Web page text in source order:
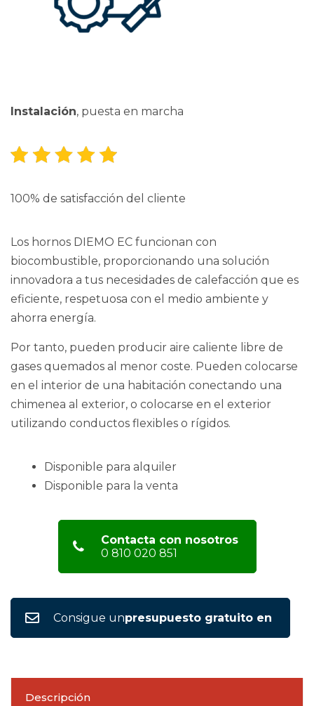
Instalación, puesta en marcha
100% de satisfacción del cliente
Los hornos DIEMO EC funcionan con
biocombustible, proporcionando una solución
innovadora a tus necesidades de calefacción que es
eficiente, respetuosa con el medio ambiente y
ahorra energía.
Por tanto, pueden producir aire caliente libre de
gases quemados al menor coste. Pueden colocarse
en el interior de una habitación conectando una
chimenea al exterior, o colocarse en el exterior
utilizando conductos flexibles o rígidos.
Disponible para alquiler
Disponible para la venta
Contacta con nosotros
0 810 020 851
Consigue unpresupuesto gratuito en
Descripción